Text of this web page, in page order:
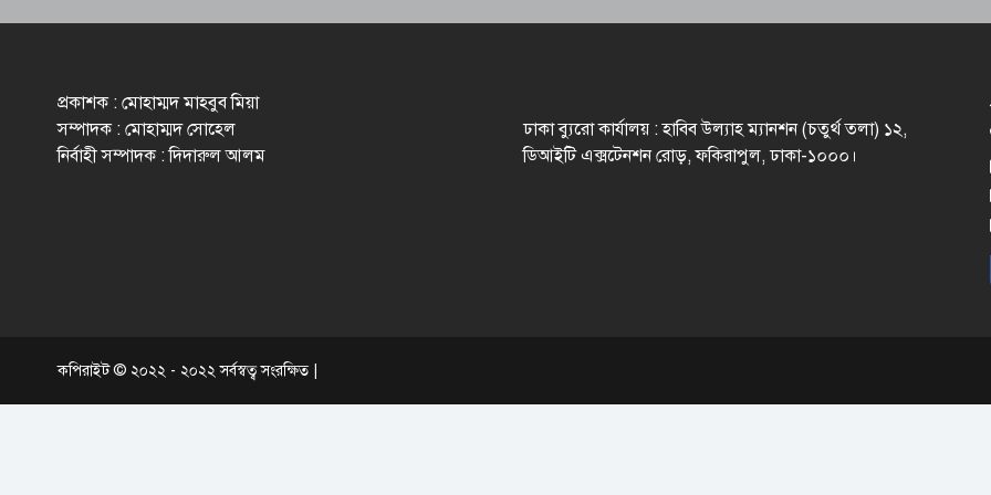
প্রকাশক : মোহাম্মদ মাহবুব মিয়া
সম্পাদক : মোহাম্মদ সোহেল
নির্বাহী সম্পাদক : দিদারুল আলম
ঢাকা ব্যুরো কার্যালয় : হাবিব উল্যাহ ম্যানশন (চতুর্থ তলা) ১২,
ডিআইটি এক্সটেনশন রোড়, ফকিরাপুল, ঢাকা-১০০০।
কপিরাইট © ২০২২ - ২০২২ সর্বস্বত্ব সংরক্ষিত |